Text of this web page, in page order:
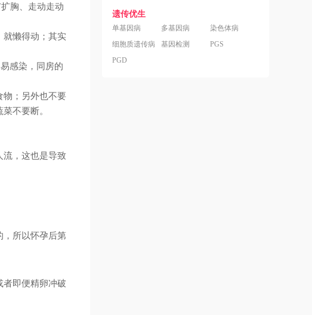
胸、走动走动
就懒得动； 其实
感染， 同房的
； 另外也不要
不要断。
， 这也是导致
，所以怀孕后第
者即便精卵冲破
遗传优生
单基因病 多基因病
染色体病
细胞质遗传病
基因检测
PGS
PGD